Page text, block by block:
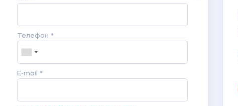
Телефон *
E-mail *